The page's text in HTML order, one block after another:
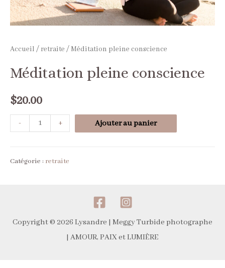
Accueil / retraite / Méditation pleine conscience
Méditation pleine conscience
$20.00
Minus
-
quantité
pleine
Plus
+ Ajouter au panier
Catégorie : retraite
Copyright © 2026 Lysandre | Meggy Turbide photographe
| AMOUR, PAIX et LUMIÈRE